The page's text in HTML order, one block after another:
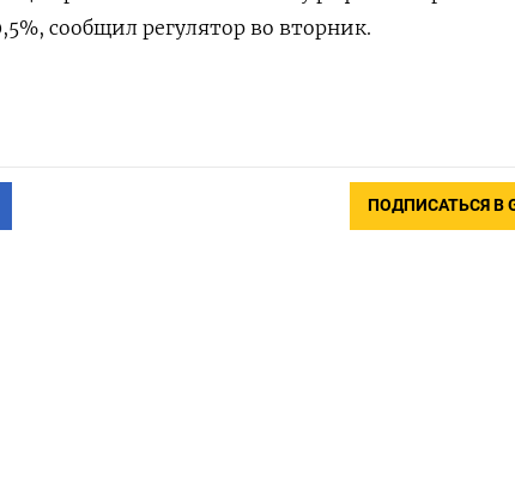
сообщил регулятор во вторник.
ПОДПИСАТЬСЯ В